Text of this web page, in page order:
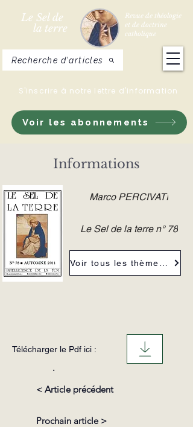
Le Sel de
la terre
Revue de théologie
et de doctrine
catholique
Voir les abonnements
S'inscrire à notre lettre d'information
Recherche d'articles
Informations
Marco PERCIVATI
Le Sel de la terre n° 78
Télécharger le Pdf ici :
.
< Article précédent
Prochain article >